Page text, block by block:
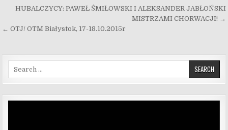
Nawigacja wpisu
HUBALCZYCY: PAWEŁ ŚMIŁOWSKI I ALEKSANDER JABŁOŃSKI
MISTRZAMI CHORWACJI! →
← OTJ/ OTM Białystok, 17-18.10.2015r
Search for: